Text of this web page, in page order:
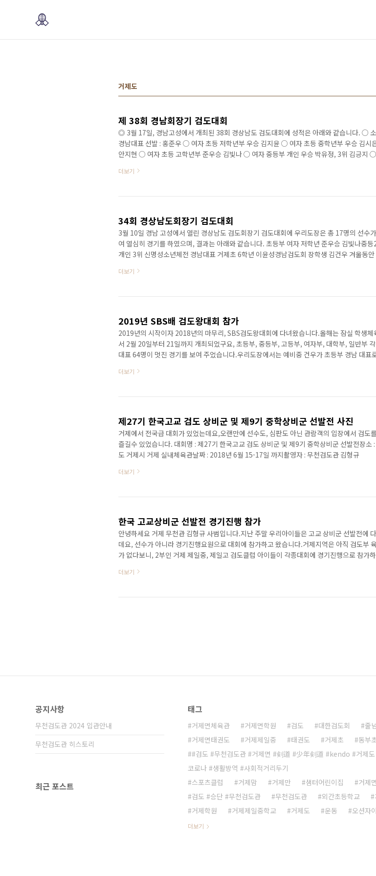
거제도
제 38회 경남회장기 검도대회
◎ 3월 17일, 경남고성에서 개최된 38회 경상남도 검도대회에 성적은 아래와 같습니다. ○
경남대표 선발 : 홍준우 ○ 여자 초등 저학년부 우승 김지윤 ○ 여자 초등 중학년부 우승 김시
안지현 ○ 여자 초등 고학년부 준우승 김빛나 ○ 여자 중등부 개인 우승 박유정, 3위 김긍지
더보기
34회 경상남도회장기 검도대회
3월 10일 경남 고성에서 열린 경상남도 검도회장기 검도대회에 우리도장은 총 17명의 선수
여 열심히 경기를 하였으며, 결과는 아래와 같습니다. 초등부 여자 저학년 준우승 김빛나중등
개인 3위 신명성소년체전 경남대표 거제초 6학년 이윤성경남검도회 장학생 김건우 겨울동
도관이 되겠습니다.
더보기
2019년 SBS배 검도왕대회 참가
2019년의 시작이자 2018년의 마무리, SBS검도왕대회에 다녀왔습니다.올해는 잠실 학생체
서 2월 20일부터 21일까지 개최되었구요, 초등부, 중등부, 고등부, 여자부, 대학부, 일반부
대표 64명이 멋진 경기를 보여 주었습니다.우리도장에서는 예비중 건우가 초등부 경남 대표
부터 수련한 건우의 초등부 마지막 시합입니다. 같이 거제초등학교로 출전한 선인검도관 홍준
봅니다. 창원 검풍관 박경옥 선생님 (8단, 2018년 세계선수권 남자감독, 경남검도회 전무이
더보기
제27기 한국고교 검도 상비군 및 제9기 중학상비군 선발전 사진
거제에서 전국급 대회가 있었는데요,오랜만에 선수도, 심판도 아닌 관람객의 입장에서 검도
즐길수 있었습니다. 대회명 : 제27기 한국고교 검도 상비군 및 제9기 중학상비군 선발전장소
도 거제시 거제 실내체육관날짜 : 2018년 6월 15-17일 까지촬영자 : 무천검도관 김형규
더보기
한국 고교상비군 선발전 경기진행 참가
안녕하세요 거제 무천관 김형규 사범입니다.지난 주말 우리아이들은 고교 상비군 선발전에
데요, 선수가 아니라 경기진행요원으로 대회에 참가하고 왔습니다.거제지역은 아직 검도부
가 없다보니, 2부인 거제 제일중, 제일고 검도클럽 아이들이 각종대회에 경기진행으로 참가
큰 실수없이 여러 선생님들과 운영본부의 칭찬을 들으며 3일간 멋진 활약을 했답니다. 무천검
데, 선수들이 경기를 할 수있도록, 경기진행과 기록을 담당하였습니다.
더보기
공지사항
무천검도관 2024 입관안내
무천검도관 히스토리
최근 포스트
태그
거제면체육관 거제면학원 검도 대한검도회 줄
거제면태권도
거제제일중 태권도 거제초
동부
#검도 #무천검도관 #거제면 #剣道 #少年剣道 #kendo #거제
코로나 #생활방역 #사회적거리두기
스포츠클럽
거제맘 거제만 샘터어린이집 거제면
검도 #승단 #무천검도관
무천검도관 외간초등학교
거제학원
거제제일중학교 거제도 운동 오션자이
더보기